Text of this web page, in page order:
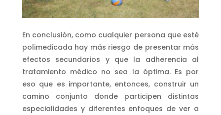
En conclusión, como cualquier persona que esté
polimedicada hay más riesgo de presentar más
efectos secundarios y que la adherencia al
tratamiento médico no sea la óptima. Es por
eso que es importante, entonces, construir un
camino conjunto donde participen distintas
especialidades y diferentes enfoques de ver a